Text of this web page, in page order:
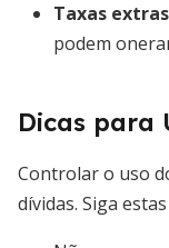
Taxas
podem
Dicas para
Controlar o uso
dívidas. Siga